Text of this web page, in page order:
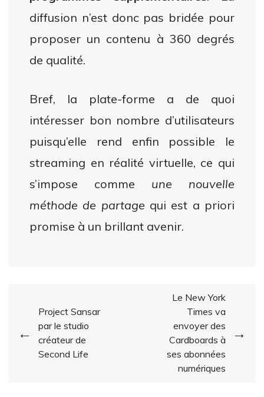
diffusion n’est donc pas bridée pour
proposer un contenu à 360 degrés
de qualité.
Bref, la plate-forme a de quoi
intéresser bon nombre d’utilisateurs
puisqu’elle rend enfin possible le
streaming en réalité virtuelle, ce qui
s’impose comme une nouvelle
méthode de partage qui est a priori
promise à un brillant avenir.
de
l’article
Project Sansar
par le studio
créateur de
Second Life
Le New York
Times va
envoyer des
Cardboards à
ses abonnées
numériques